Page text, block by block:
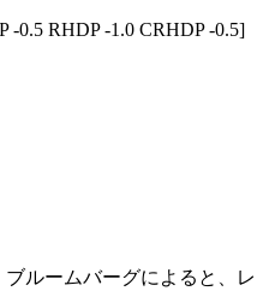
0.5 RHDP -1.0 CRHDP -0.5]
ブルームバーグによると、レ